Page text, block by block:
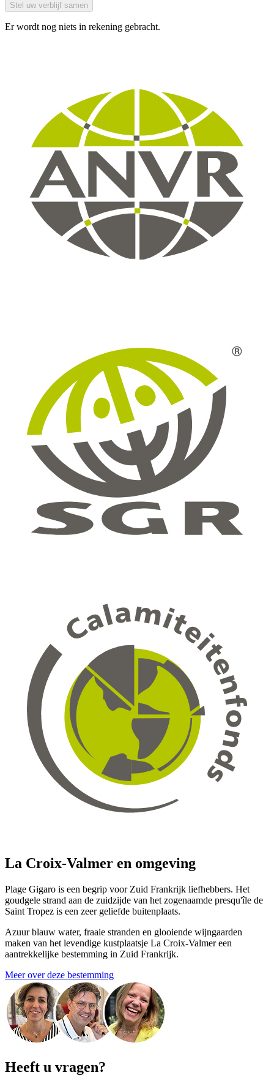
Stel uw verblijf samen
Er wordt nog niets in rekening gebracht.
La Croix-Valmer en omgeving
Plage Gigaro is een begrip voor Zuid Frankrijk liefhebbers. Het
goudgele strand aan de zuidzijde van het zogenaamde presqu'île de
Saint Tropez is een zeer geliefde buitenplaats.
Azuur blauw water, fraaie stranden en glooiende wijngaarden
maken van het levendige kustplaatsje La Croix-Valmer een
aantrekkelijke bestemming in Zuid Frankrijk.
Meer over deze bestemming
Heeft u vragen?